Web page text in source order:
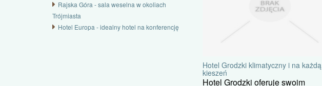
Rajska Góra - sala weselna w okoliach
Trójmiasta
Hotel Europa - idealny hotel na konferencję
Hotel Grodzki klimatyczny i na każdą
kieszeń
Hotel Grodzki oferuje swoim